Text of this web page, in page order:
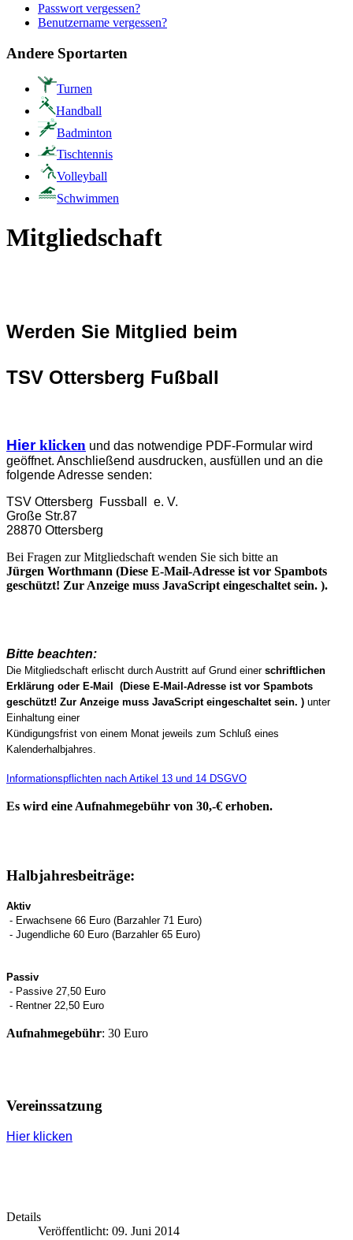
Passwort vergessen?
Benutzername vergessen?
Andere Sportarten
Turnen
Handball
Badminton
Tischtennis
Volleyball
Schwimmen
Mitgliedschaft
Werden Sie Mitglied beim
TSV Ottersberg Fußball
Hierklicken und das notwendige PDF-Formular wird
geöffnet. Anschließend ausdrucken, ausfüllen und an die
folgende Adresse senden:
TSV Ottersberg Fussball e. V.
Große Str.87
28870 Ottersberg
Bei Fragen zur Mitgliedschaft wenden Sie sich bitte an
Jürgen Worthmann (Diese E-Mail-Adresse ist vor Spambots
geschützt! Zur Anzeige muss JavaScript eingeschaltet sein. ).
Bitte beachten:
Die Mitgliedschaft erlischt durch Austritt auf Grund einer schriftlichen
Erklärung oder E-Mail (Diese E-Mail-Adresse ist vor Spambots
geschützt! Zur Anzeige muss JavaScript eingeschaltet sein. ) unter
Einhaltung einer
Kündigungsfrist von einem Monat jeweils zum Schluß eines
Kalenderhalbjahres.
Informationspflichten nach Artikel 13 und 14 DSGVO
Es wird eine Aufnahmegebühr von 30,-€ erhoben.
Halbjahresbeiträge:
Aktiv
- Erwachsene 66 Euro (Barzahler 71 Euro)
- Jugendliche 60 Euro (Barzahler 65 Euro)
Passiv
- Passive 27,50 Euro
- Rentner 22,50 Euro
Aufnahmegebühr: 30 Euro
Vereinssatzung
Hier klicken
Details
Veröffentlicht: 09. Juni 2014